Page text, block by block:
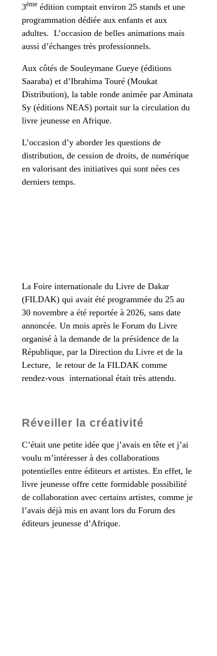
3ème édition comptait environ 25 stands et une
programmation dédiée aux enfants et aux
adultes. L’occasion de belles animations mais
aussi d’échanges très professionnels.
Aux côtés de Souleymane Gueye (éditions
Saaraba) et d’Ibrahima Touré (Moukat
Distribution), la table ronde animée par Aminata
Sy (éditions NEAS) portait sur la circulation du
livre jeunesse en Afrique.
L’occasion d’y aborder les questions de
distribution, de cession de droits, de numérique
en valorisant des initiatives qui sont nées ces
derniers temps.
La Foire internationale du Livre de Dakar
(FILDAK) qui avait été programmée du 25 au
30 novembre a été reportée à 2026, sans date
annoncée. Un mois après le Forum du Livre
organisé à la demande de la présidence de la
République, par la Direction du Livre et de la
Lecture, le retour de la FILDAK comme
rendez-vous international était très attendu.
Réveiller la créativité
C’était une petite idée que j’avais en tête et j’ai
voulu m’intéresser à des collaborations
potentielles entre éditeurs et artistes. En effet, le
livre jeunesse offre cette formidable possibilité
de collaboration avec certains artistes, comme je
l’avais déjà mis en avant lors du Forum des
éditeurs jeunesse d’Afrique.